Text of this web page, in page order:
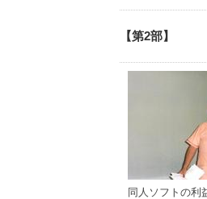
【第2部】
同人ソフトの利